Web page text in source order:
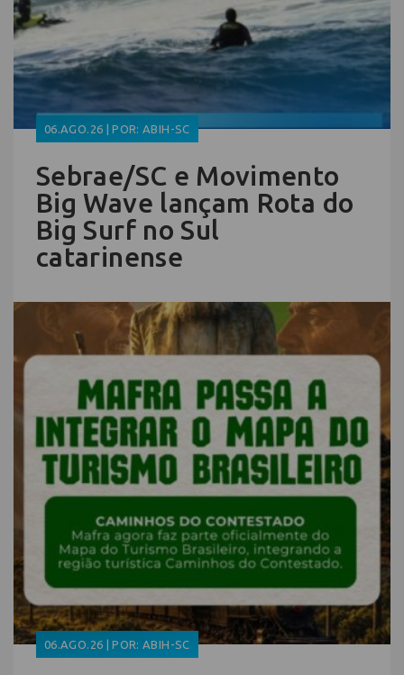
06.AGO.26 | POR: ABIH-SC
Sebrae/SC e Movimento
Big Wave lançam Rota do
Big Surf no Sul
catarinense
06.AGO.26 | POR: ABIH-SC